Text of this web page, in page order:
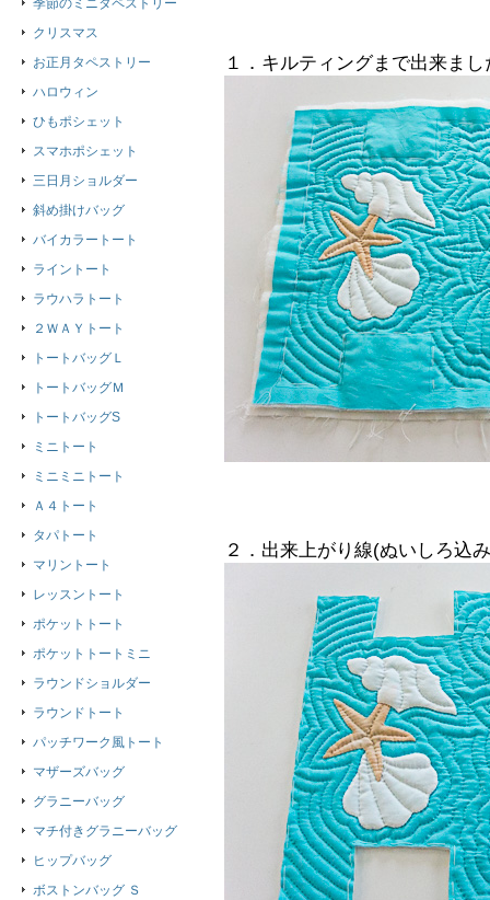
１．キルティングまで出来まし
２．出来上がり線(ぬいしろ込
季節のミニタペストリー
クリスマス
お正月タペストリー
ハロウィン
ひもポシェット
スマホポシェット
三日月ショルダー
斜め掛けバッグ
バイカラートート
ライントート
ラウハラトート
２ＷＡＹトート
トートバッグＬ
トートバッグＭ
トートバッグS
ミニトート
ミニミニトート
Ａ４トート
タパトート
マリントート
レッスントート
ポケットトート
ポケットトートミニ
ラウンドショルダー
ラウンドトート
パッチワーク風トート
マザーズバッグ
グラニーバッグ
マチ付きグラニーバッグ
ヒップバッグ
ボストンバッグ Ｓ